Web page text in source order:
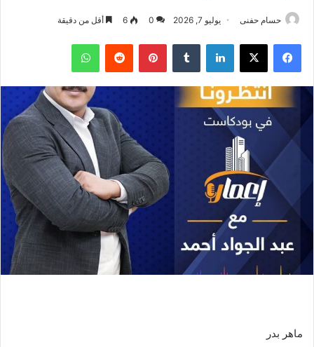
حسام حفنى يوليو 7, 2026 0
6 أقل من دقيقة
فيسبوك ‫X لينكدإن بينتيريست واتساب
ماهر بدر